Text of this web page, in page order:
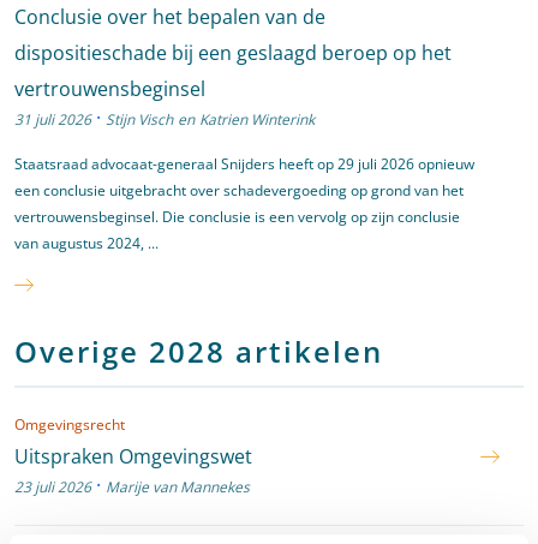
Conclusie over het bepalen van de
dispositieschade bij een geslaagd beroep op het
vertrouwensbeginsel
31 juli 2026 · Stijn Visch en Katrien Winterink
Staatsraad advocaat-generaal Snijders heeft op 29 juli 2026 opnieuw
een conclusie uitgebracht over schadevergoeding op grond van het
vertrouwensbeginsel. Die conclusie is een vervolg op zijn conclusie
van augustus 2024, ...
Overige 2028 artikelen
Omgevingsrecht
Uitspraken Omgevingswet
23 juli 2026 · Marije van Mannekes